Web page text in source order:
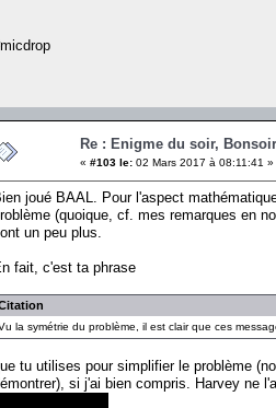
Re : Enigme du soir,
« #103 le: 02 Mars 2017 à 08:11:41 »
joué BAAL. Pour l'aspect
(quoique, cf. mes remarques en
un peu plus.
fait, c'est ta phrase
la symétrie du problème, il est clair que ces
tu utilises pour simplifier le problème
si j'ai bien compris. Harvey ne